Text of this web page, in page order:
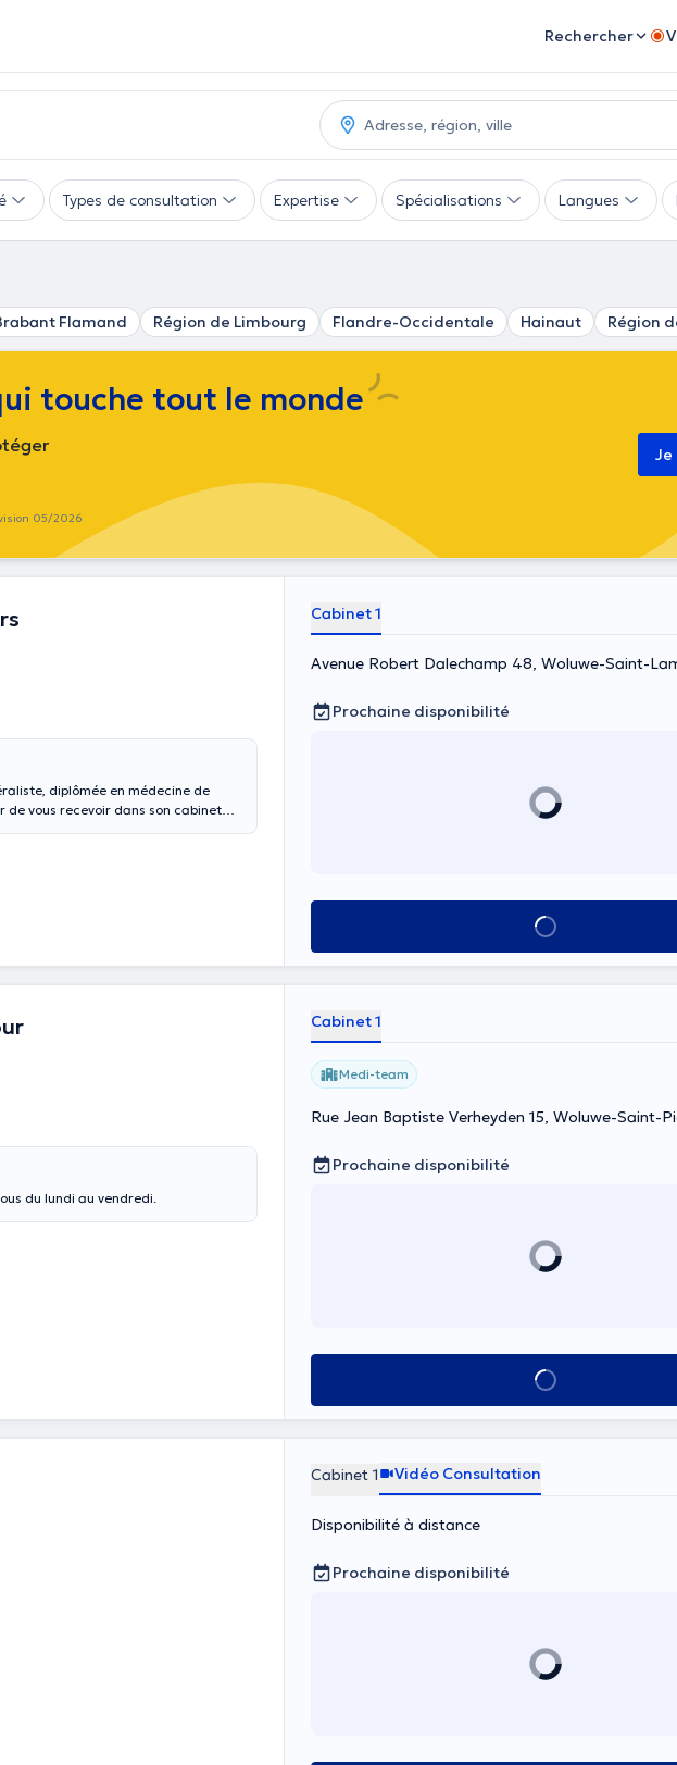
Rechercher
Types de consultation Expertise Spécialisations Langues
Flamand Région de Limbourg Flandre-Occidentale Hainaut Région
touche tout le monde
05/2026
diplômée en médecine de
de vous recevoir dans son cabinet
Cabinet 1
Avenue Robert Dalechamp 48, Woluwe-Saint-
Prochaine disponibilité
Voir tout
du lundi au vendredi.
Cabinet 1
Medi-team
Rue Jean Baptiste Verheyden 15, Woluwe-Saint-
Prochaine disponibilité
Voir tout
Cabinet 1 Vidéo Consultation
Disponibilité à distance
Prochaine disponibilité